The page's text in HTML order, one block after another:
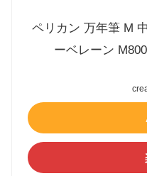
ペリカン 万年筆 M
ーベレーン